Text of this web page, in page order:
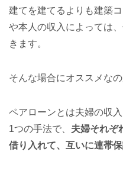
建てを建てるよりも建築
や本人の収入によっては
きます。
そんな場合にオススメな
ペアローンとは夫婦の収
1つの手法で、 夫婦それぞ
借り入れて、互いに連帯